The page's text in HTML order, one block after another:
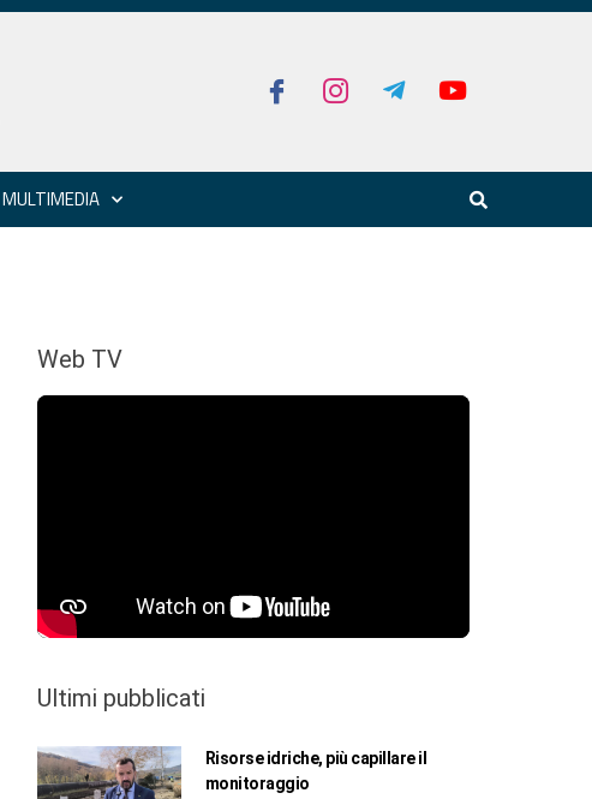
MULTIMEDIA
Web TV
Ultimi pubblicati
Risorse idriche, più capillare il
monitoraggio